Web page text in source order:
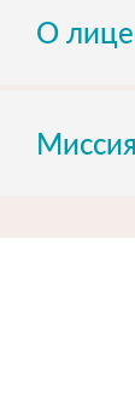
О
Миссия